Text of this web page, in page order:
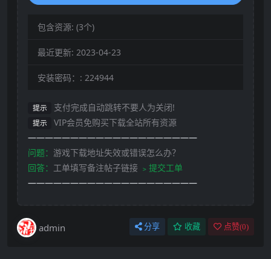
包含资源: (3个)
最近更新: 2023-04-23
安装密码：: 224944
提示 支付完成自动跳转不要人为关闭!
提示
VIP会员免购买下载全站所有资源
————————————————————
问题： 游戏下载地址失效或错误怎么办？
回答： 工单填写备注帖子链接 ﹥提交工单
————————————————————
admin 分享 收藏 点赞(0)